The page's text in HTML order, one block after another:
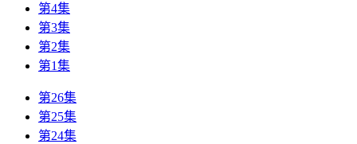
第4集
第3集
第2集
第1集
第26集
第25集
第24集